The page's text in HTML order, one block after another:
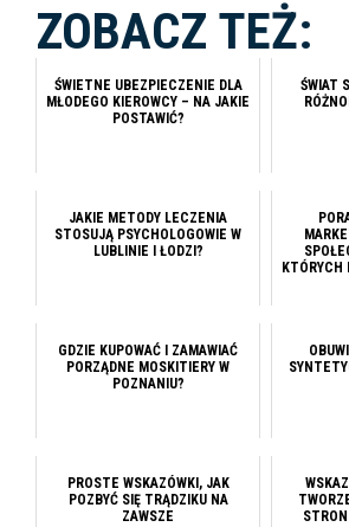
ZOBACZ TEŻ:
ŚWIETNE UBEZPIECZENIE DLA
MŁODEGO KIEROWCY – NA JAKIE
POSTAWIĆ?
ŚWIAT
JAKIE METODY LECZENIA
STOSUJĄ PSYCHOLOGOWIE W
LUBLINIE I ŁODZI?
KTÓRYCH
GDZIE KUPOWAĆ I ZAMAWIAĆ
PORZĄDNE MOSKITIERY W
POZNANIU?
PROSTE WSKAZÓWKI, JAK
POZBYĆ SIĘ TRĄDZIKU NA
ZAWSZE